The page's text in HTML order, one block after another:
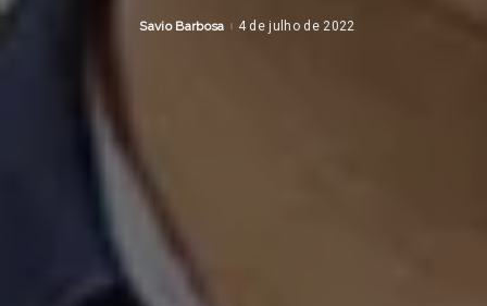
Posted
Savio Barbosa 4 de julho de 2022